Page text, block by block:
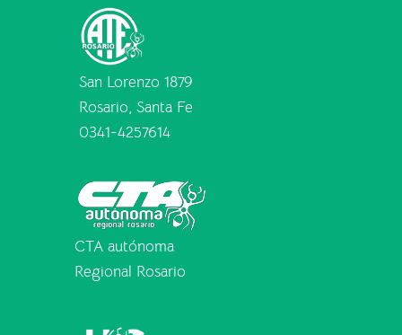
San Lorenzo 1879
Rosario, Santa Fe
0341-4257614
CTA autónoma
Regional Rosario